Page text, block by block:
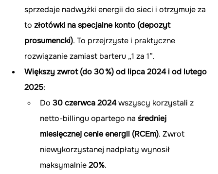
sprzedaje nadwyżki energii do sieci i otrzymuje za
to złotówki na specjalne konto (depozyt
prosumencki). To przejrzyste i praktyczne
rozwiązanie zamiast barteru „1 za 1”.
Większy zwrot (do 30 %) od lipca 2024 i od lutego
2025:
Do 30 czerwca 2024 wszyscy korzystali z
netto-billingu opartego na średniej
miesięcznej cenie energii (RCEm). Zwrot
niewykorzystanej nadpłaty wynosił
maksymalnie 20%.